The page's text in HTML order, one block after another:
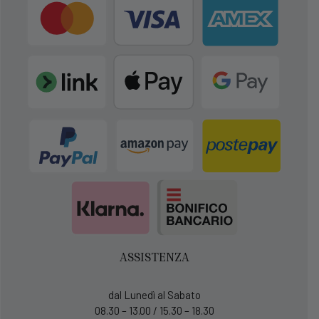
ASSISTENZA
dal Lunedì al Sabato
08.30 – 13.00 / 15.30 – 18.30